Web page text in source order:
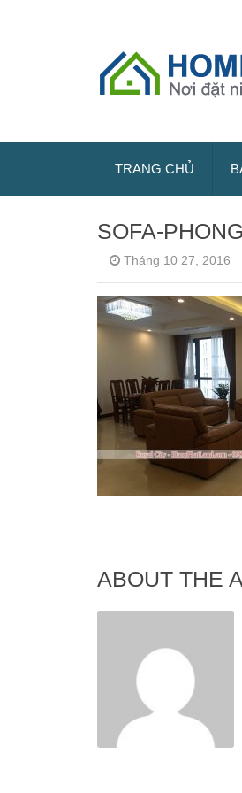
TRANG CHỦ
SOFA-
Tháng 10 27, 2016
ABOUT THE